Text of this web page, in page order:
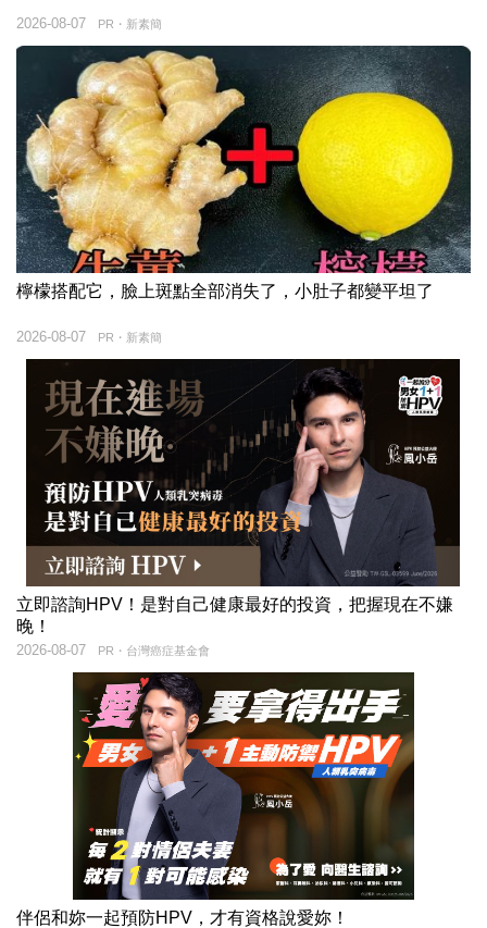
PR・新素簡
2026-08-07
檸檬搭配它，臉上斑點全部消失了，小肚子都變平坦了
PR・新素簡
2026-08-07
立即諮詢HPV！是對自己健康最好的投資，把握現在不嫌
晚！
PR・台灣癌症基金會
2026-08-07
伴侶和妳一起預防HPV，才有資格說愛妳！